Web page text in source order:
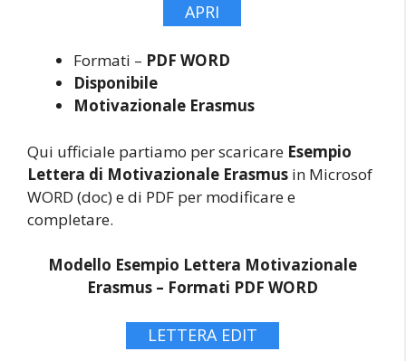
APRI
Formati – PDF WORD
Disponibile
Motivazionale Erasmus
Qui ufficiale partiamo per scaricare Esempio
Lettera di Motivazionale Erasmus in Microsof
WORD (doc) e di PDF per modificare e
completare.
Modello Esempio Lettera Motivazionale
Erasmus – Formati PDF WORD
LETTERA EDIT